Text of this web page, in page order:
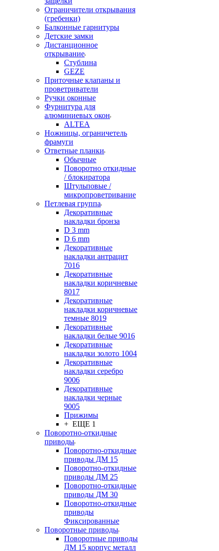
Ограничители открывания
(гребенки)
Балконные гарнитуры
Детские замки
Дистанционное
открывание
Стублина
GEZE
Приточные клапаны и
проветриватели
Ручки оконные
Фурнитура для
алюминиевых окон
ALTEA
Ножницы, ограничетель
фрамуги
Ответные планки
Обычные
Поворотно откидные
/ блокиратора
Штульповые /
микропроветривание
Петлевая группа
Декоративные
накладки бронза
D 3 mm
D 6 mm
Декоративные
накладки антрацит
7016
Декоративные
накладки коричневые
8017
Декоративные
накладки коричневые
темные 8019
Декоративные
накладки белые 9016
Декоративные
накладки золото 1004
Декоративные
накладки серебро
9006
Декоративные
накладки черные
9005
Прижимы
+ ЕЩЕ 1
Поворотно-откидные
приводы
Поворотно-откидные
приводы ДМ 15
Поворотно-откидные
приводы ДМ 25
Поворотно-откидные
приводы ДМ 30
Поворотно-откидные
приводы
Фиксированные
Поворотные приводы
Поворотные приводы
ДМ 15 корпус металл